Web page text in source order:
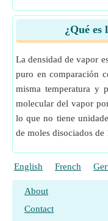
¿Qué es
La densidad de vapor
puro en comparación
misma temperatura y
molecular del vapor
lo que no tiene
de moles disociados de
English French
About
Contact